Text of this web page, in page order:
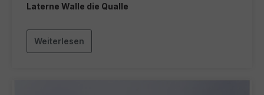
Laterne Walle die Qualle
Weiterlesen